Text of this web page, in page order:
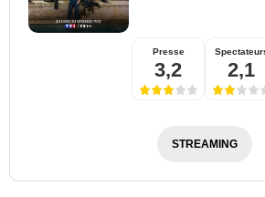
Presse
3,2 2,1
STREAMING